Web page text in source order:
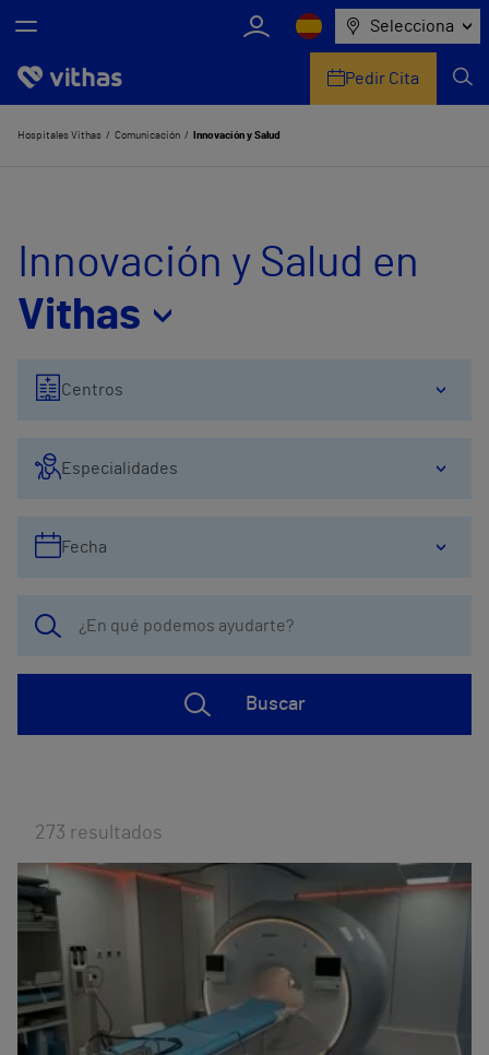
Selecciona
Nosotros
Comunicación
Pedir Cita
Hospitales Vithas Comunicación Innovación y Salud
Innovación y Salud en
Vithas
Centros
Especialidades
Fecha
Buscar
273 resultados